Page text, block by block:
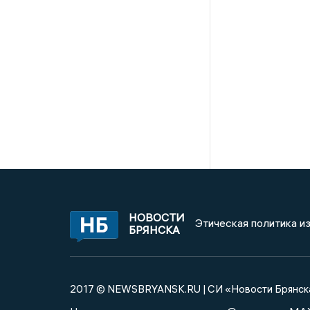
НОВОСТИ
БРЯНСКА
Этическая политика
2017 © NEWSBRYANSK.RU | СИ «Новости